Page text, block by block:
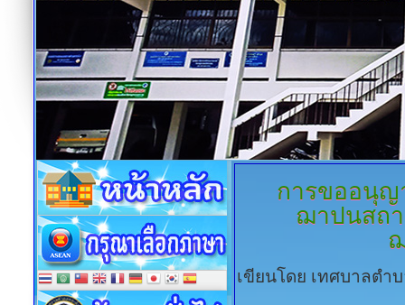
การขออนุญ
ฌาปนสถ
เขียนโดย เทศบาลตำ